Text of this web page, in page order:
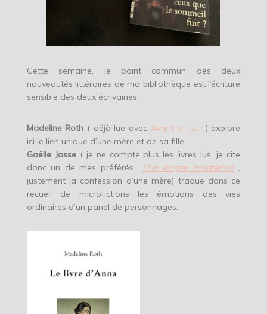
Cette semaine, le point commun des deux
nouveautés littéraires de ma bibliothèque est l’écriture
sensible des deux écrivaines.
Madeline Roth ( déjà lue avec Avant le jour) explore
ici le lien unique d’une mère et de sa fille.
Gaëlle Josse( je ne compte plus les livres lus, je cite
donc un de mes préférés
Une longue impatience,
justement la confession d’une mère) traque dans ce
recueil de microfictions les émotions des vies
ordinaires d’un panel de personnages.